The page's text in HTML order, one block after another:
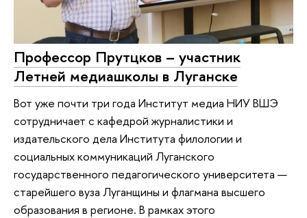
Профессор Прутцков – участник
Летней медиашколы в Луганске
Вот уже почти три года Институт медиа НИУ ВШЭ
сотрудничает с кафедрой журналистики и
издательского дела Института филологии и
социальных коммуникаций Луганского
государственного педагогического университета —
старейшего вуза Луганщины и флагмана высшего
образования в регионе. В рамках этого